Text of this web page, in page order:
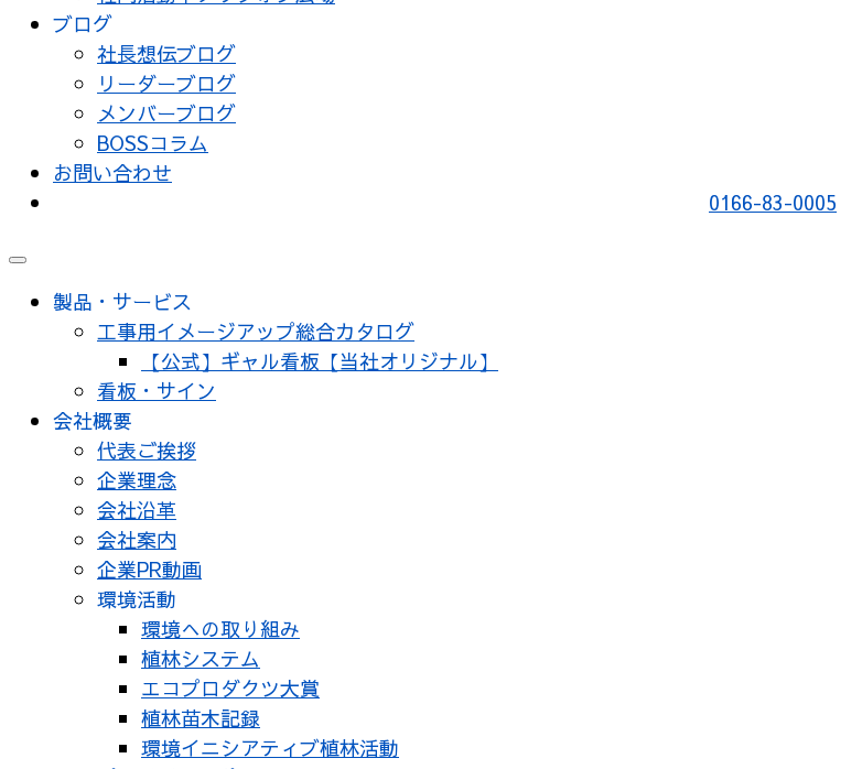
ブログ
社長想伝ブログ
リーダーブログ
メンバーブログ
BOSSコラム
お問い合わせ
0166-83-0005
メ
製品・サービス
工事用イメージアップ総合カタログ
【公式】ギャル看板【当社オリジナル】
看板・サイン
会社概要
代表ご挨拶
企業理念
会社沿革
会社案内
企業PR動画
環境活動
環境への取り組み
植林システム
エコプロダクツ大賞
植林苗木記録
環境イニシアティブ植林活動